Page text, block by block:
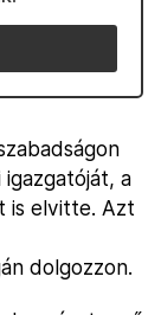
a
is elvitte. Azt
dolgozzon.